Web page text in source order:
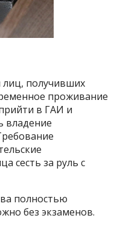
лиц, получивших
проживание
в ГАИ и
владение
сесть за руль с
полностью
без экзаменов.